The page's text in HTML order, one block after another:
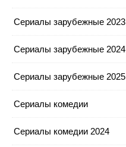
Сериалы зарубежные 2023
Сериалы зарубежные 2024
Сериалы зарубежные 2025
Сериалы комедии
Сериалы комедии 2024